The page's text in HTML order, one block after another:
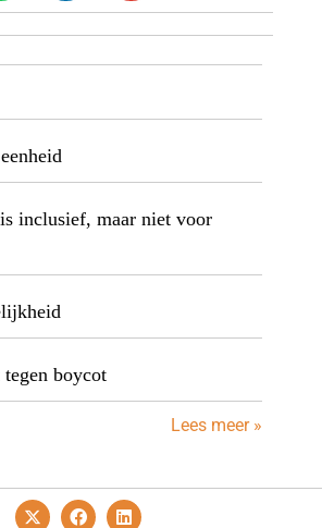
inclusief, maar niet voor
tegen boycot
Lees meer »